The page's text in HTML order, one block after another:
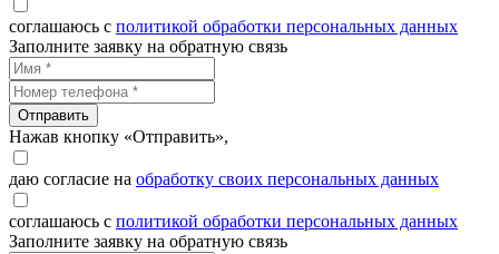
соглашаюсь с политикой обработки персональных данных
Заполните заявку на обратную связь
Отправить
Нажав кнопку «Отправить»,
даю согласие на обработку своих персональных данных
соглашаюсь с политикой обработки персональных данных
Заполните заявку на обратную связь